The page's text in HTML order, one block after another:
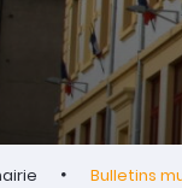
Bulletins